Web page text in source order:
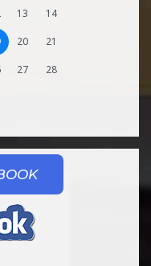
13 14
20 21
27 28